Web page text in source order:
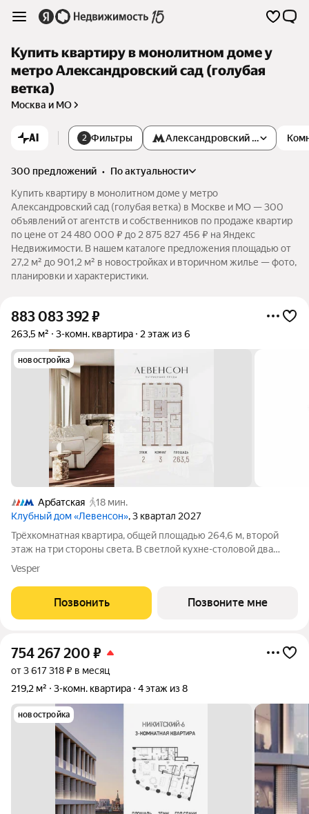
Купить квартиру в монолитном доме у
метро Александровский сад (голубая
ветка)
Москва и МО
AI 2 Фильтры Александровский сад
300 предложений •
по актуальности
Купить квартиру в монолитном доме у метро
Александровский сад (голубая ветка) в Москве и МО — 300
объявлений от агентств и собственников по продаже квартир
по цене от 24 480 000 ₽ до 2 875 827 456 ₽ на Яндекс
Недвижимости. В нашем каталоге предложения площадью от
27,2 м² до 901,2 м² в новостройках и вторичном жилье — фото,
планировки и характеристики.
883 083 392₽
263,5 м² 3-комн. квартира 2 этаж из 6
новостройка
Арбатская
18 мин.
Клубный дом «Левенсон», 3 квартал 2027
Трёхкомнатная квартира, общей площадью 264,6 м, второй
этаж на три стороны света. В светлой кухне-столовой два
панорамных окна, в гостиной 76,1 м - четыре. Мастер-зона
устроена как анфилада: спальня, ванная, гардеробная 20 м -
одно перетекает в
Vesper
Позвонить Позвоните мне
754 267 200 ₽
от 3 617 318 ₽ в месяц
219,2 м²
3-комн. квартира 4 этаж из 8
новостройка